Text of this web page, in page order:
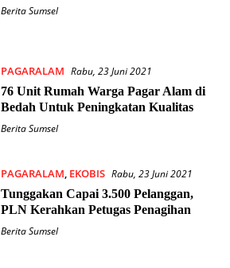
Berita Sumsel
PAGARALAM Rabu, 23 Juni 2021
76 Unit Rumah Warga Pagar Alam di
Bedah Untuk Peningkatan Kualitas
Berita Sumsel
PAGARALAM, EKOBIS Rabu, 23 Juni 2021
Tunggakan Capai 3.500 Pelanggan,
PLN Kerahkan Petugas Penagihan
Berita Sumsel